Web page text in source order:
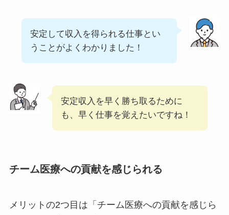
安定して収入を得られる仕事とい
うことがよくわかりました！
安定収入を早く勝ち取るために
も、早く仕事を覚えたいですね！
チーム医療への貢献を感じられる
メリットの2つ目は「チーム医療への貢献を感じら